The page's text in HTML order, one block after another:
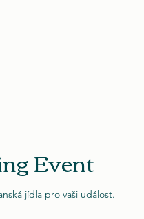
Event
jídla pro vaši událost.